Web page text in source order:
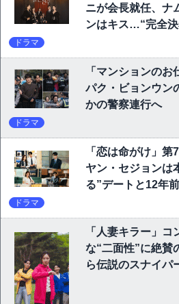
ニが会長就任、ナ
ンはキス…“完全
ドラマ
「マンションのお
パク・ビョンウン
かの警察連行へ
ドラマ
「恋は命がけ」
ヤン・セジョンは
る”デートと12年
ドラマ
「人妻キラー」
な“二面性”に絶賛
ら伝説のスナイパ